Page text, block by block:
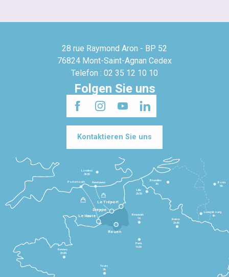
28 rue Raymond Aron - BP 52
76824 Mont-Saint-Agnan Cedex
Telefon : 02 35 12 10 10
Folgen Sie uns
Kontaktieren Sie uns
Le Havre
Dieppe
Le Tréport
Rennes
2h30
Tours
3h
Paris
1h30
Beauvais
1h
Reims
2h45
Lille
2h30
Bruxelles
3h
Londres
3h30
Newhaven
Portsmouth
Bonn
5h
Luxembourg
4h
Rouen